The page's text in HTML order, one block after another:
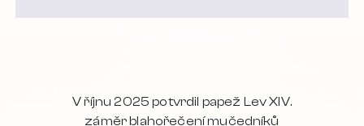
V říjnu 2025 potvrdil papež Lev XIV.
záměr blahořečení mučedníků